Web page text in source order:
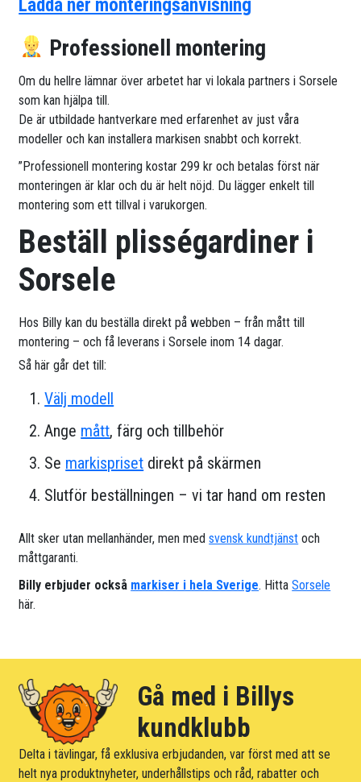
Ladda ner monteringsanvisning
Professionell montering
Om du hellre lämnar över arbetet har vi lokala partners i Sorsele
som kan hjälpa till.
De är utbildade hantverkare med erfarenhet av just våra
modeller och kan installera markisen snabbt och korrekt.
”Professionell montering kostar 299 kr och betalas först när
monteringen är klar och du är helt nöjd. Du lägger enkelt till
montering som ett tillval i varukorgen.
Beställ plisségardiner i
Sorsele
Hos Billy kan du beställa direkt på webben – från mått till
montering – och få leverans i Sorsele inom 14 dagar.
Så här går det till:
Välj modell
Ange mått, färg och tillbehör
Se markispriset direkt på skärmen
Slutför beställningen – vi tar hand om resten
Allt sker utan mellanhänder, men medsvensk kundtjänst och
måttgaranti.
Billy erbjuder också markiser i hela Sverige. HittaSorsele
här.
Gå med i Billys
kundklubb
Delta i tävlingar, få exklusiva erbjudanden, var först med att se
helt nya produktnyheter, underhållstips och råd, rabatter och